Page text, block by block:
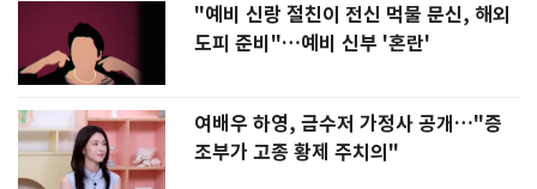
"예비 신랑 절친이 전신 먹물 문신, 해외
도피 준비"…예비 신부 '혼란'
여배우 하영, 금수저 가정사 공개…"증
조부가 고종 황제 주치의"